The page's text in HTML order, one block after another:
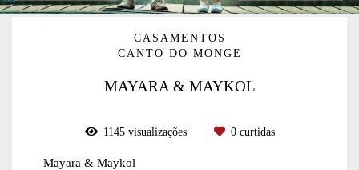
CASAMENTOS
CANTO DO MONGE
MAYARA & MAYKOL
1145visualizações 0curtidas
Mayara & Maykol